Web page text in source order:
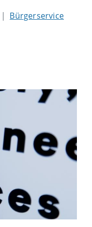
Bürgerservice